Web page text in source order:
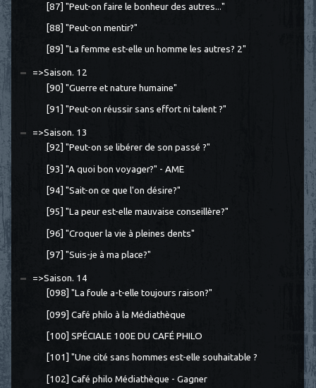
[87] "Peut-on faire le bonheur des autres..."
[88] "Peut-on mentir?"
[89] "La femme est-elle un homme les autres? 2"
=>Saison. 12
[90] "Guerre et nature humaine"
[91] "Peut-on réussir sans effort ni talent ?"
=>Saison. 13
[92] "Peut-on se libérer de son passé ?"
[93] "A quoi bon voyager?" - AME
[94] "Sait-on ce que l'on désire?"
[95] "La peur est-elle mauvaise conseillère?"
[96] "Croquer la vie à pleines dents"
[97] "Suis-je à ma place?"
=>Saison. 14
[098] "La foule a-t-elle toujours raison?"
[099] Café philo à la Médiathèque
[100] SPÉCIALE 100E DU CAFÉ PHILO
[101] "Une cité sans hommes est-elle souhaitable ?
[102] Café philo Médiathèque - Gagner